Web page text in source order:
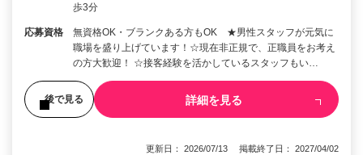
歩3分
応募資格
無資格OK・ブランクある方もOK ★男性スタッフが元気に
職場を盛り上げています！☆現在非正規で、正職員をお考え
の方大歓迎！ ☆接客経験を活かしているスタッフもい…
後で見る 詳細を見る
更新日： 2026/07/13 掲載終了日： 2027/04/02